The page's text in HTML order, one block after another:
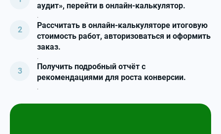
аудит», перейти в онлайн-калькулятор.
.
Рассчитать в онлайн-калькуляторе итоговую
стоимость работ, авторизоваться и оформить
заказ.
.
Получить подробный отчёт с
рекомендациями для роста конверсии.
.